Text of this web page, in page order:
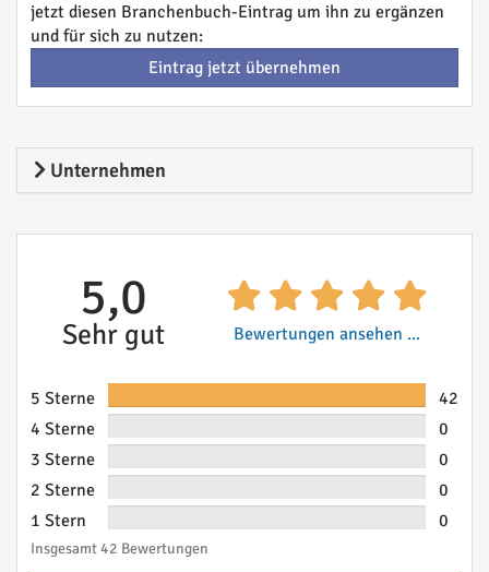
jetzt diesen Branchenbuch-Eintrag um ihn zu ergänzen
und für sich zu nutzen:
Eintrag jetzt übernehmen
Unternehmen
5,0
Sehr gut Bewertungen ansehen ...
5 Sterne
42
4 Sterne
0
3 Sterne
0
2 Sterne
0
1 Stern
0
Insgesamt 42 Bewertungen